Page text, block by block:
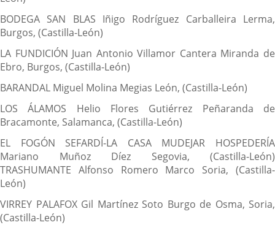
BODEGA SAN BLAS Iñigo Rodríguez Carballeira Lerma,
Burgos, (Castilla-León)
LA FUNDICIÓN Juan Antonio Villamor Cantera Miranda de
Ebro, Burgos, (Castilla-León)
BARANDAL Miguel Molina Megias León, (Castilla-León)
LOS ÁLAMOS Helio Flores Gutiérrez Peñaranda de
Bracamonte, Salamanca, (Castilla-León)
EL FOGÓN SEFARDÍ-LA CASA MUDEJAR HOSPEDERÍA
Mariano Muñoz Díez Segovia, (Castilla-León)
TRASHUMANTE Alfonso Romero Marco Soria, (Castilla-
León)
VIRREY PALAFOX Gil Martínez Soto Burgo de Osma, Soria,
(Castilla-León)